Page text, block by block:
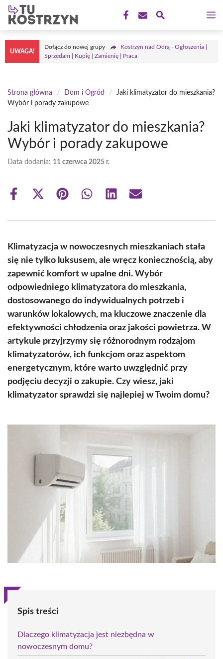
Przejdź
treści
UWAGA!
Dołącz do nowej grupy
Kostrzyn nad Odrą - Ogłoszenia |
Sprzedam | Kupię | Zamienię | Praca
Strona główna / Dom i Ogród /
Jaki klimatyzator do mieszkania?
Wybór i porady zakupowe
Jaki klimatyzator do mieszkania?
Wybór i porady zakupowe
Data dodania: 11 czerwca 2025 r.
Share
Share
(Twitter)
Share Share Share Share
Klimatyzacja w nowoczesnych mieszkaniach stała
się nie tylko luksusem, ale wręcz koniecznością, aby
zapewnić komfort w upalne dni. Wybór
odpowiedniego klimatyzatora do mieszkania,
dostosowanego do indywidualnych potrzeb i
warunków lokalowych, ma kluczowe znaczenie dla
efektywności chłodzenia oraz jakości powietrza. W
artykule przyjrzymy się różnorodnym rodzajom
klimatyzatorów, ich funkcjom oraz aspektom
energetycznym, które warto uwzględnić przy
podjęciu decyzji o zakupie. Czy wiesz, jaki
klimatyzator sprawdzi się najlepiej w Twoim domu?
Spis treści
Dlaczego klimatyzacja jest niezbędna w
nowoczesnym domu?